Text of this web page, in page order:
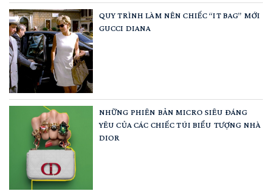
QUY TRÌNH LÀM NÊN CHIẾC “IT BAG” MỚI
GUCCI DIANA
NHỮNG PHIÊN BẢN MICRO SIÊU ĐÁNG
YÊU CỦA CÁC CHIẾC TÚI BIỂU TƯỢNG NHÀ
DIOR